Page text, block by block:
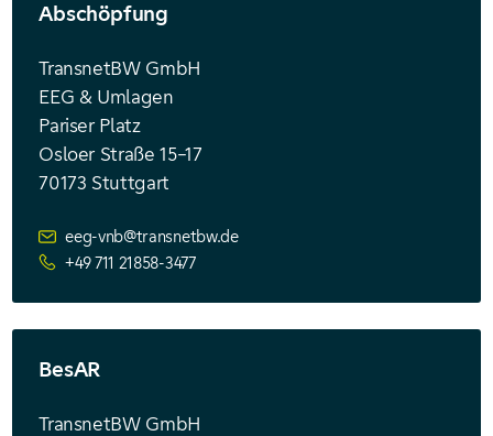
Abschöpfung
TransnetBW GmbH
EEG & Umlagen
Pariser Platz
Osloer Straße 15–17
70173 Stuttgart
eeg-vnb@transnetbw.de
+49 711 21858-3477
BesAR
TransnetBW GmbH